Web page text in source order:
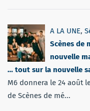
A LA UNE,
Scènes de
nouvelle
… tout sur la nouvelle
M6 donnera le 24 août
de Scènes de mé...